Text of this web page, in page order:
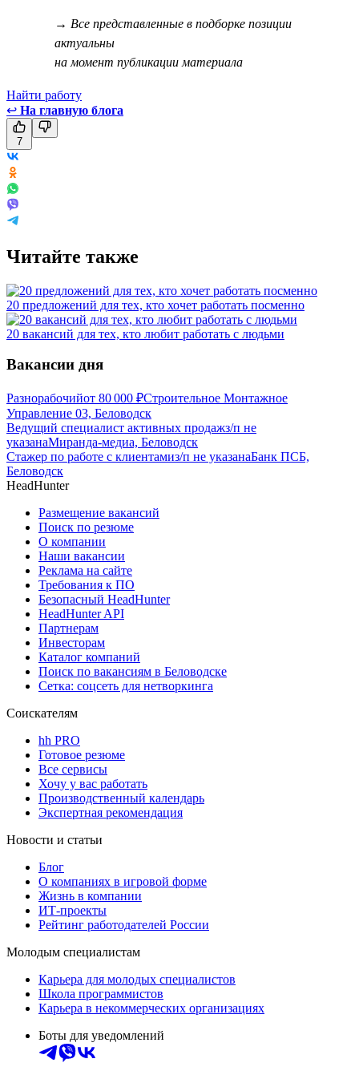
→ Все представленные в подборке позиции
актуальны
на момент публикации материала
Найти работу
↩ На главную блога
7
Читайте также
20 предложений для тех, кто хочет работать посменно
20 вакансий для тех, кто любит работать с людьми
Вакансии дня
Разнорабочийот 80 000 ₽Строительное Монтажное
Управление 03, Беловодск
Ведущий специалист активных продажз/п не
указанаМиранда-медиа, Беловодск
Стажер по работе с клиентамиз/п не указанаБанк ПСБ,
Беловодск
HeadHunter
Размещение вакансий
Поиск по резюме
О компании
Наши вакансии
Реклама на сайте
Требования к ПО
Безопасный HeadHunter
HeadHunter API
Партнерам
Инвесторам
Каталог компаний
Поиск по вакансиям в Беловодске
Сетка: соцсеть для нетворкинга
Соискателям
hh PRO
Готовое резюме
Все сервисы
Хочу у вас работать
Производственный календарь
Экспертная рекомендация
Новости и статьи
Блог
О компаниях в игровой форме
Жизнь в компании
ИТ-проекты
Рейтинг работодателей России
Молодым специалистам
Карьера для молодых специалистов
Школа программистов
Карьера в некоммерческих организациях
Боты для уведомлений